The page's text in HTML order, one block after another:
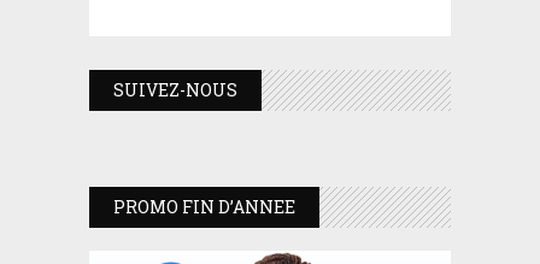
SUIVEZ-NOUS
PROMO FIN D’ANNEE